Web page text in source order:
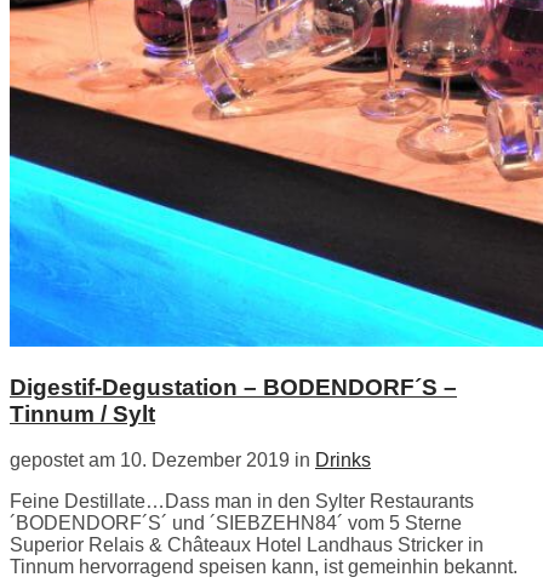
Digestif-Degustation – BODENDORF´S –
Tinnum / Sylt
gepostet am 10. Dezember 2019 in Drinks
Feine Destillate…Dass man in den Sylter Restaurants
´BODENDORF´S´ und ´SIEBZEHN84´ vom 5 Sterne
Superior Relais & Châteaux Hotel Landhaus Stricker in
Tinnum hervorragend speisen kann, ist gemeinhin bekannt.